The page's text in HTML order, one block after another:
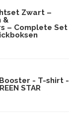
Zwart –
&
– Complete Set
- T-shirt -
STAR